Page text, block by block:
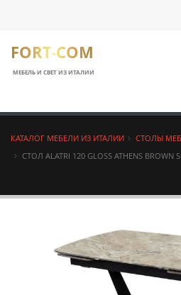
FORT-COM
МЕБЕЛЬ И СВЕТ ИЗ ИТАЛИИ
КАТАЛОГ МЕБЕЛИ ИЗ ИТАЛИИ
СТОЛЫ
СТОЛ ALATRI 120 GLOSS ATHENS BROWN